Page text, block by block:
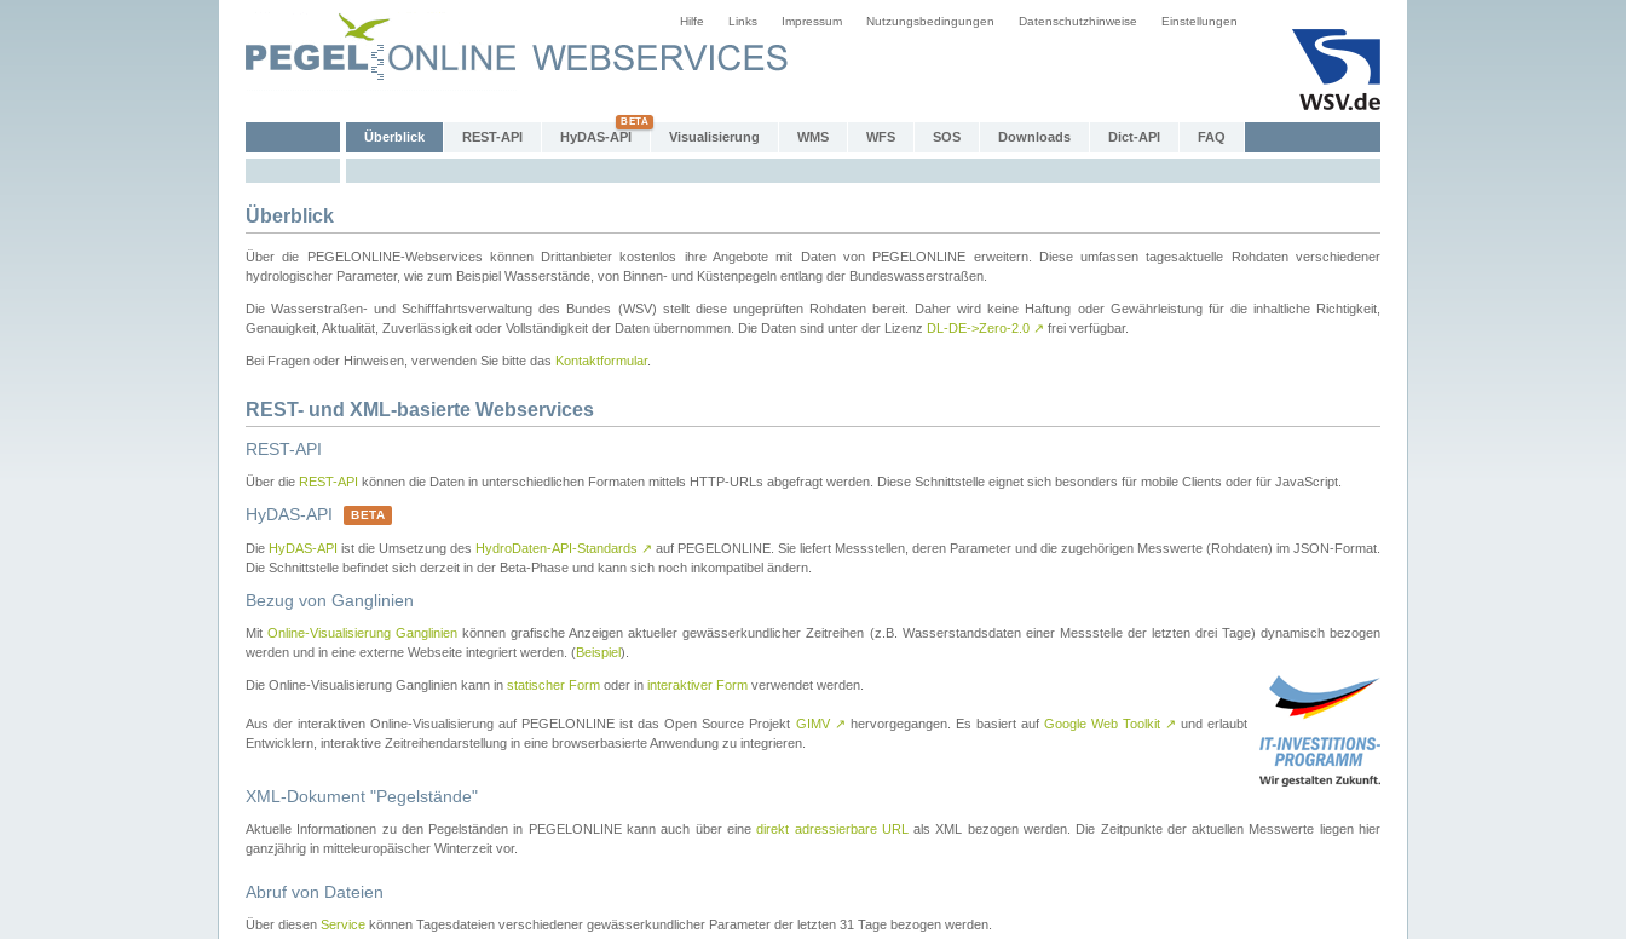
Hilfe Links Impressum Nutzungsbedingungen Datenschutzhinweise Einstellungen
Überblick REST-API HyDAS-API Visualisierung WMS WFS SOS Downloads Dict-API FAQ
Überblick
Über die PEGELONLINE-Webservices können Drittanbieter kostenlos ihre Angebote mit Daten von PEGELONLINE erweitern. Diese umfassen tagesaktuelle Rohdaten verschiedener
hydrologischer Parameter, wie zum Beispiel Wasserstände, von Binnen- und Küstenpegeln entlang der Bundeswasserstraßen.
Die Wasserstraßen- und Schifffahrtsverwaltung des Bundes (WSV) stellt diese ungeprüften Rohdaten bereit. Daher wird keine Haftung oder Gewährleistung für die inhaltliche Richtigkeit,
Genauigkeit, Aktualität, Zuverlässigkeit oder Vollständigkeit der Daten übernommen. Die Daten sind unter der Lizenz DL-DE->Zero-2.0 ↗ frei verfügbar.
Bei Fragen oder Hinweisen, verwenden Sie bitte das Kontaktformular.
REST- und XML-basierte Webservices
REST-API
Über die REST-API können die Daten in unterschiedlichen Formaten mittels HTTP-URLs abgefragt werden. Diese Schnittstelle eignet sich besonders für mobile Clients oder für JavaScript.
HyDAS-API BETA
Die HyDAS-API ist die Umsetzung des HydroDaten-API-Standards ↗ auf PEGELONLINE. Sie liefert Messstellen, deren Parameter und die zugehörigen Messwerte (Rohdaten) im JSON-Format.
Die Schnittstelle befindet sich derzeit in der Beta-Phase und kann sich noch inkompatibel ändern.
Bezug von Ganglinien
MitOnline-Visualisierung Ganglinien können grafische Anzeigen aktueller gewässerkundlicher Zeitreihen (z.B. Wasserstandsdaten einer Messstelle der letzten drei Tage) dynamisch bezogen
werden und in eine externe Webseite integriert werden. (Beispiel).
Die Online-Visualisierung Ganglinien kann in statischer Form oder in interaktiver Form verwendet werden.
Aus der interaktiven Online-Visualisierung auf PEGELONLINE ist das Open Source Projekt GIMV ↗ hervorgegangen. Es basiert auf Google Web Toolkit ↗ und erlaubt
Entwicklern, interaktive Zeitreihendarstellung in eine browserbasierte Anwendung zu integrieren.
XML-Dokument "Pegelstände"
Aktuelle Informationen zu den Pegelständen in PEGELONLINE kann auch über einedirekt adressierbare URL
als XML bezogen werden. Die Zeitpunkte der aktuellen Messwerte liegen hier
ganzjährig in mitteleuropäischer Winterzeit vor.
Abruf von Dateien
Über diesen Service können Tagesdateien verschiedener gewässerkundlicher Parameter der letzten 31 Tage bezogen werden.